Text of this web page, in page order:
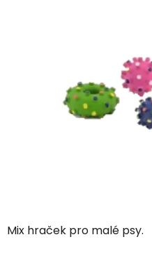
Mix hraček pro malé psy.